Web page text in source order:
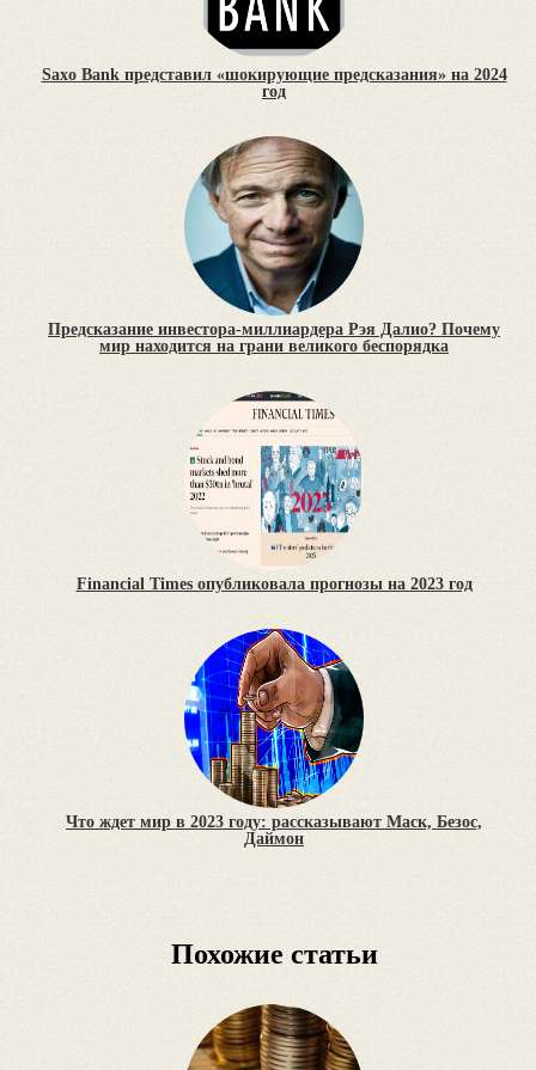
Saxo Bank представил «шокирующие предсказания» на 2024
год
Предсказание инвестора-миллиардера Рэя Далио? Почему
мир находится на грани великого беспорядка
Financial Times опубликовала прогнозы на 2023 год
Что ждет мир в 2023 году: рассказывают Маск, Безос,
Даймон
Похожие статьи